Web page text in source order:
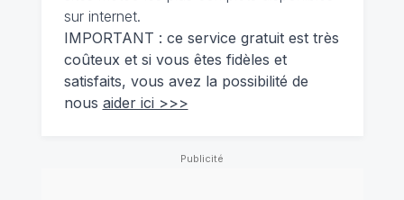
sur internet.
IMPORTANT : ce service gratuit est très
coûteux et si vous êtes fidèles et
satisfaits, vous avez la possibilité de
nous aider ici >>>